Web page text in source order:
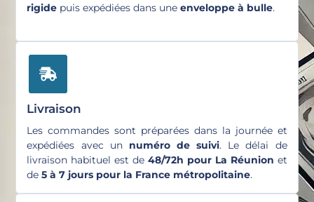
rigide puis expédiées dans uneenveloppe à bulle.
Livraison
Les commandes sont préparées dans la journée et
expédiées avec un numéro de suivi. Le délai de
livraison habituel est de 48/72h pour La Réunion et
de5 à 7 jours pour la France métropolitaine.